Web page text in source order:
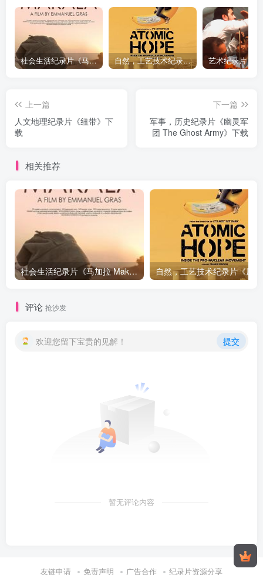
社会生活纪录片《马加拉 Makala》下载 自然，工艺技术纪录片《原子能的希望 Atomic Hope – Inside the Pro-Nuclear Movement》下载
上一篇
人文地理纪录片《纽带》下
载
下一篇
军事，历史纪录片《幽灵军
团 The Ghost Army》下载
相关推荐
社会生活纪录片《马加拉 Makala》下载
评论 抢沙发
欢迎您留下宝贵的见解！ 提交
暂无评论内容
友链申请 免责声明 广告合作 纪录片资源分享